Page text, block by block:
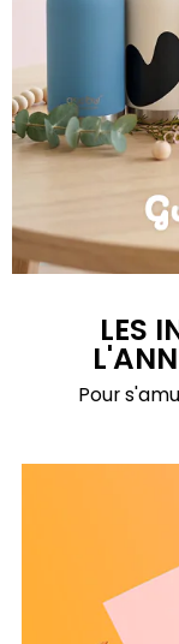
LES
Pour